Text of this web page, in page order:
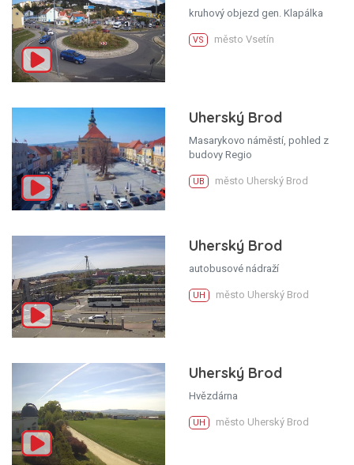
kruhový objezd gen. Klapálka
VS město Vsetín
Uherský Brod
Masarykovo náměstí, pohled z
budovy Regio
UB město Uherský Brod
Uherský Brod
autobusové nádraží
UH město Uherský Brod
Uherský Brod
Hvězdárna
UH město Uherský Brod